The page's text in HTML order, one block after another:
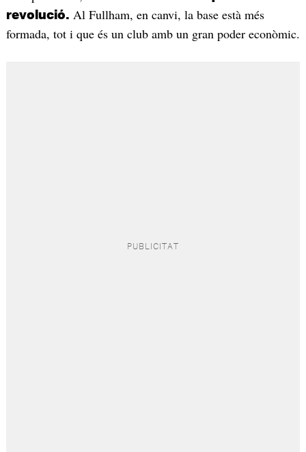
revolució. Al Fullham, en canvi, la base està més
formada, tot i que és un club amb un gran poder econòmic.